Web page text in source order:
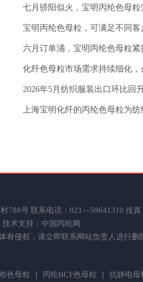
七月骄阳似火，宝明丙纶色母
宝明丙纶色母粒，可满足不同
六月订单涌，宝明丙纶色母粒
化纤色母粒市场需求持续细化
2026年5月纺织服装出口环比回
上海宝明化纤的丙纶色母粒为
788号 联系电话：021—59641310 传
术支持： 中国丙纶网
有侵权，请立即联系网站负责人进行删
色母粒 丙纶BCF色母粒 抗静电母